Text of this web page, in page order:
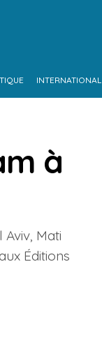
INTERNATIONAL
à
Aviv, Mati
Éditions